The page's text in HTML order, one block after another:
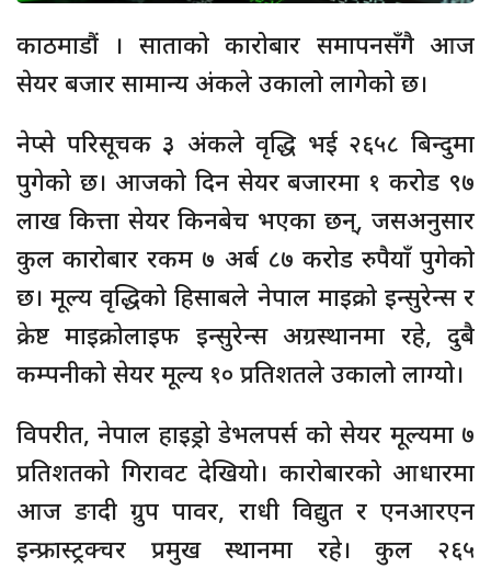
काठमाडौं । साताको कारोबार समापनसँगै आज
सेयर बजार सामान्य अंकले उकालो लागेको छ।
नेप्से परिसूचक ३ अंकले वृद्धि भई २६५८ बिन्दुमा
पुगेको छ। आजको दिन सेयर बजारमा १ करोड ९७
लाख कित्ता सेयर किनबेच भएका छन्, जसअनुसार
कुल कारोबार रकम ७ अर्ब ८७ करोड रुपैयाँ पुगेको
छ। मूल्य वृद्धिको हिसाबले नेपाल माइक्रो इन्सुरेन्स र
क्रेष्ट माइक्रोलाइफ इन्सुरेन्स अग्रस्थानमा रहे, दुबै
कम्पनीको सेयर मूल्य १० प्रतिशतले उकालो लाग्यो।
विपरीत, नेपाल हाइड्रो डेभलपर्स को सेयर मूल्यमा ७
प्रतिशतको गिरावट देखियो। कारोबारको आधारमा
आज ङादी ग्रुप पावर, राधी विद्युत र एनआरएन
इन्फ्रास्ट्रक्चर प्रमुख स्थानमा रहे। कुल २६५